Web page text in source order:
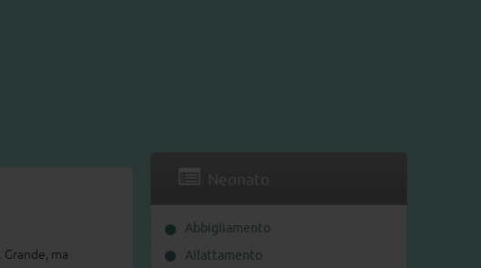
. Grande, ma
Neonato
Abbigliamento
Allattamento